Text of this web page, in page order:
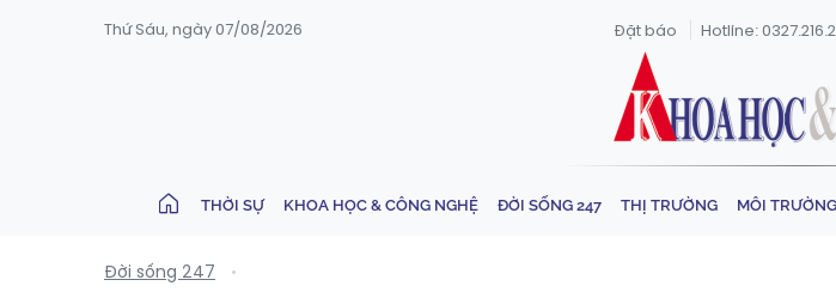
Thứ Sáu, ngày 07/08/2026 Đặt báo Hotline:
THỜI SỰ KHOA HỌC & CÔNG NGHỆ ĐỜI SỐNG 247 THỊ TRƯỜNG MÔI TRƯỜNG
Đời sống 247